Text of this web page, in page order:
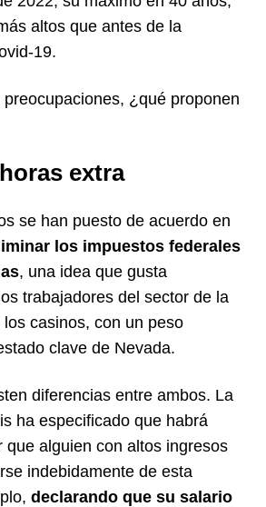
altos que antes de la
19.
¿qué proponen
extra
se han puesto de acuerdo en
los impuestos federales
, una idea que gusta
trabajadores del sector de la
casinos, con un peso
clave de Nevada.
diferencias entre ambos. La
ha especificado que habrá
que alguien con altos ingresos
indebidamente de esta
declarando que su salario